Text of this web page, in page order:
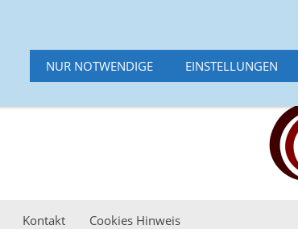
Cookies Hinweis
Kontakt Cookies Hinweis
NUR NOTWENDIGE EINSTELLUNGEN